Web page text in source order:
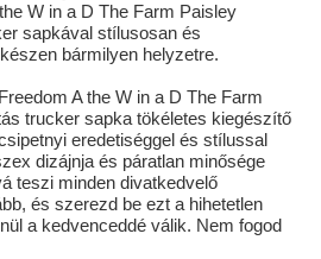
W in a D The Farm Paisley
sapkával stílusosan és
bármilyen helyzetre.
A the W in a D The Farm
trucker sapka tökéletes kiegészítő
eredetiséggel és stílussal
dizájnja és páratlan minősége
teszi minden divatkedvelő
és szerezd be ezt a hihetetlen
a kedvenceddé válik. Nem fogod